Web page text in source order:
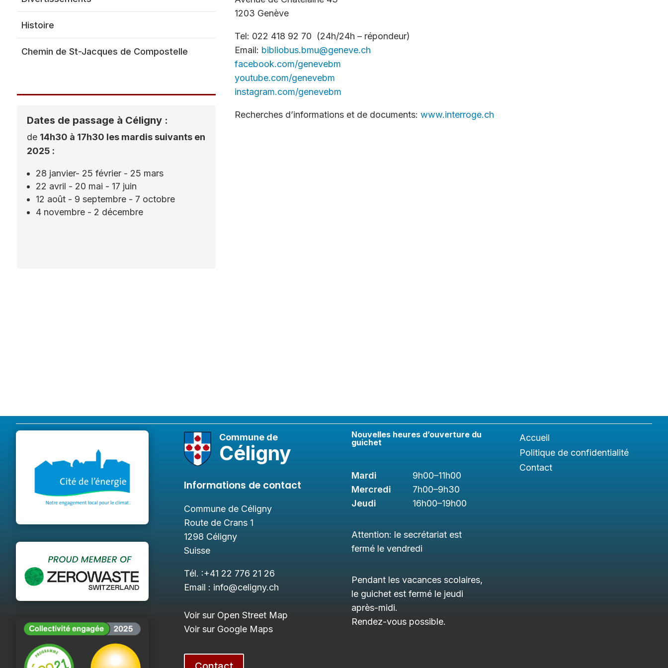
Dôme Seniors
Société privée de
sécurité
Listing N° urgences
Histoire
Chemin de St-Jacques de Compostelle
Dates de passage à Céligny :
de 14h30 à 17h30 les mardis suivants en
2025 :
28 janvier- 25 février - 25 mars
22 avril - 20 mai - 17 juin
12 août - 9 septembre - 7 octobre
4 novembre - 2 décembre
1203 Genève
Tel: 022 418 92 70 (24h/24h – répondeur)
Email: bibliobus.bmu@geneve.ch
facebook.com/genevebm
youtube.com/genevebm
instagram.com/genevebm
Recherches d’informations et de documents: www.interroge.ch
Commune de
Céligny
Informations de contact
Commune de Céligny
Route de Crans 1
1298 Céligny
Suisse
Tél. :+41 22 776 21 26
Email : info@celigny.ch
Voir sur Open Street Map
Voir sur Google Maps
Nouvelles heures d’ouverture du
guichet
Mardi 9h00–11h00
Mercredi
7h00–9h30
Jeudi
16h00–19h00
Attention: le secrétariat est
fermé le vendredi
Pendant les vacances scolaires,
le guichet est fermé le jeudi
après-midi.
Rendez-vous possible.
Accueil
Politique de confidentialité
Contact